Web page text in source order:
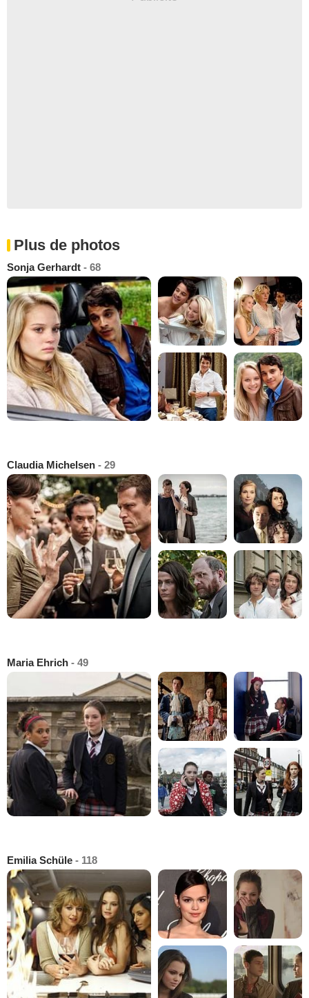
Plus de photos
Sonja Gerhardt - 68
Claudia Michelsen - 29
Maria Ehrich - 49
Emilia Schüle - 118